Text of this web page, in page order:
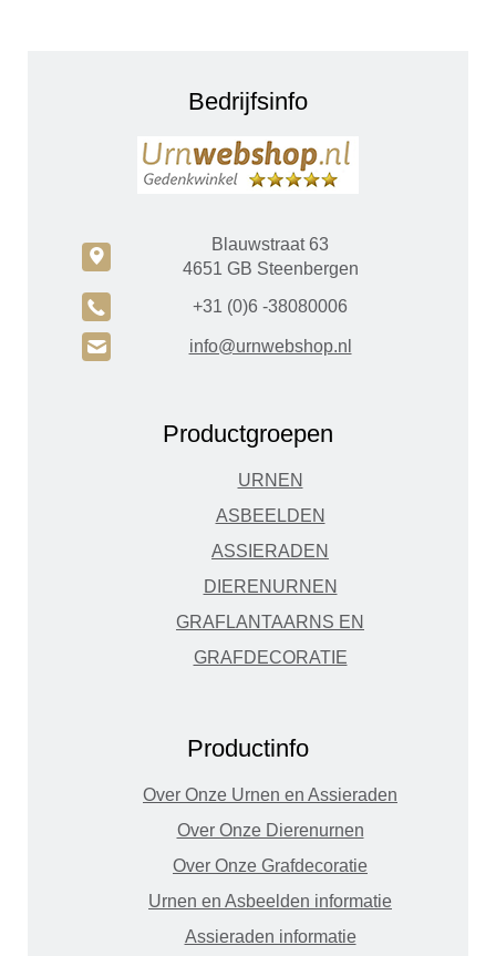
Bedrijfsinfo
c
Blauwstraat 63
4651 GB Steenbergen
A +31 (0)6 -38080006
H info@urnwebshop.nl
Productgroepen
URNEN
ASBEELDEN
ASSIERADEN
DIERENURNEN
GRAFLANTAARNS EN
GRAFDECORATIE
Productinfo
Over Onze Urnen en Assieraden
Over Onze Dierenurnen
Over Onze Grafdecoratie
Urnen en Asbeelden informatie
Assieraden informatie